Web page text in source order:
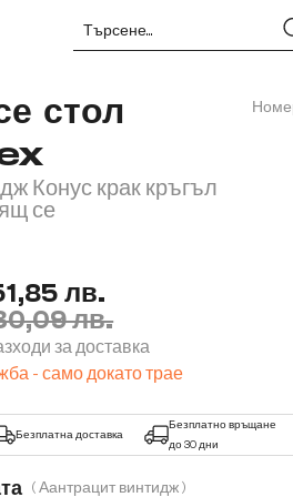
стол
Конус крак кръгъл
се
лв.
лв.
за доставка
- само докато трае
Безплатна доставка
Безплатно връщане
до 30 дни
( Аантрацит винтидж )